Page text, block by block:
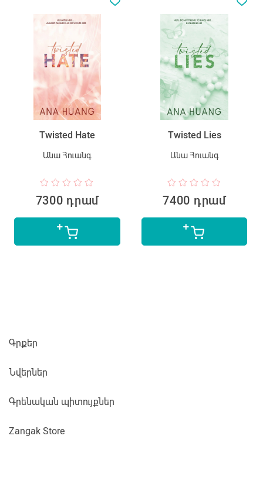
Twisted Hate
Անա Հուանգ
7300 դրամ
Twisted Lies
Անա Հուանգ
7400 դրամ
Գրքեր
Նվերներ
Գրենական պիտույքներ
Zangak Store